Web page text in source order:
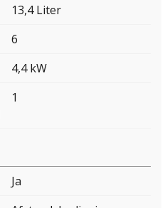
13,4 Liter
6
4,4 kW
1
Ja